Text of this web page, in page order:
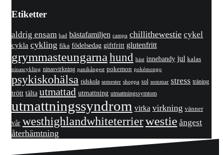
Etiketter
aldrig ensam bad bästafamiljen campa chillithewestie cykel
cykla cykling fika födelsedag giftfritt glutenfritt
grymmasteungarna hund häst innebandy jul kalas
ninascykling ninasvirkning panikångest pokemon pokémongo
psykiskohälsa ridskola semester shoppa sol sommar stress träning
trött tälta utmattad utmattning utmattningssymtom
utmattningssyndrom virka virkning vänner
vår westhighlandwhiteterrierwestie ångest
återhämtning